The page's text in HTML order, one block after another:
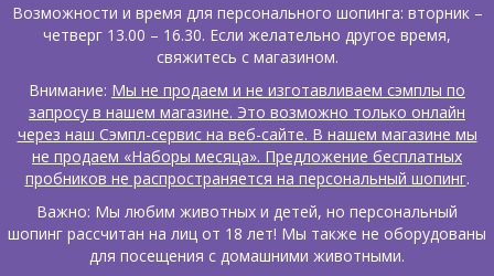
Возможности и время для персонального шопинга: вторник –
четверг 13.00 – 16.30. Если желательно другое время,
свяжитесь с магазином.
Внимание: Мы не продаем и не изготавливаем сэмплы по
запросу в нашем магазине. Это возможно только онлайн
через наш Сэмпл-сервис на веб-сайте. В нашем магазине мы
не продаем «Наборы месяца». Предложение бесплатных
пробников не распространяется на персональный шопинг.
Важно: Мы любим животных и детей, но персональный
шопинг рассчитан на лиц от 18 лет! Мы также не оборудованы
для посещения с домашними животными.